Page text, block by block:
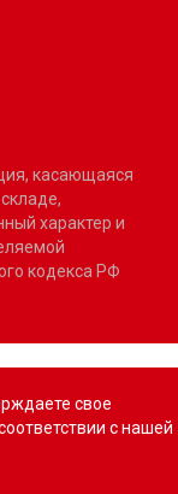
касающаяся
характер и
кодекса РФ
свое
с нашей